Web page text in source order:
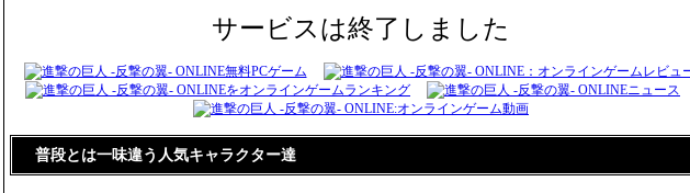
サービスは終了しました
普段とは一味違う人気キャラクター達